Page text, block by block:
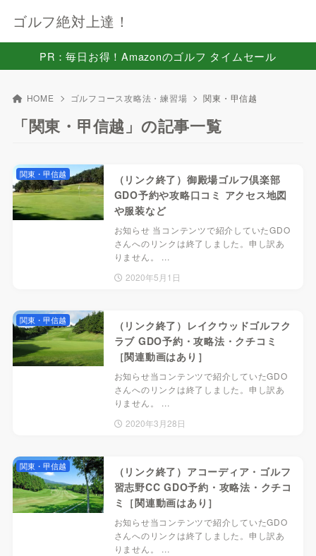
ゴルフ絶対上達！
PR：毎日お得！Amazonのゴルフ タイムセール
HOME ゴルフコース攻略法・練習場 関東・甲信越
「関東・甲信越」の記事一覧
（リンク終了）御殿場ゴルフ倶楽部
GDO予約や攻略口コミ アクセス地図
や服装など
お知らせ 当コンテンツで紹介していたGDO
さんへのリンクは終了しました。申し訳あ
りません。 ...
2020年5月1日
関東・甲信越
（リンク終了）レイクウッドゴルフク
ラブ GDO予約・攻略法・クチコミ
［関連動画はあり］
お知らせ当コンテンツで紹介していたGDO
さんへのリンクは終了しました。申し訳あ
りません。 ...
2020年3月28日
関東・甲信越
（リンク終了）アコーディア・ゴルフ
習志野CC GDO予約・攻略法・クチコ
ミ［関連動画はあり］
お知らせ当コンテンツで紹介していたGDO
さんへのリンクは終了しました。申し訳あ
りません。 ...
関東・甲信越